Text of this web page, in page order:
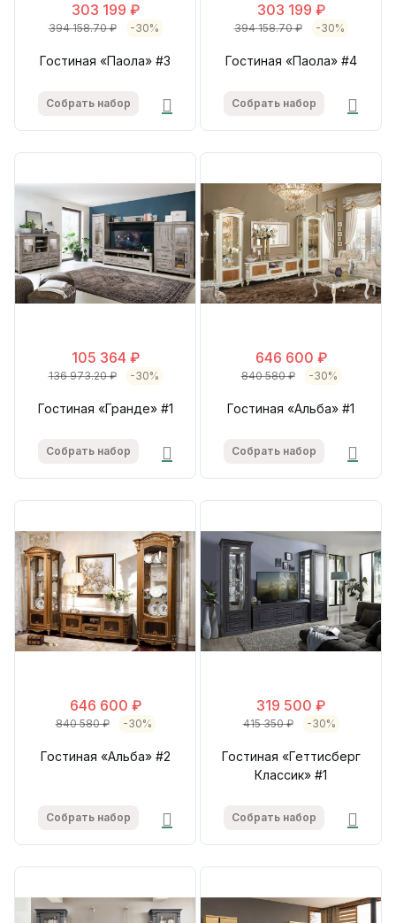
303 199 ₽
394 158.70 ₽ -30%
Гостиная «Паола» #3
Собрать набор
303 199 ₽
394 158.70 ₽ -30%
Гостиная «Паола» #4
Собрать набор
105 364 ₽
136 973.20 ₽ -30%
Гостиная «Гранде» #1
Собрать набор
646 600 ₽
840 580 ₽ -30%
Гостиная «Альба» #1
Собрать набор
646 600 ₽
840 580 ₽ -30%
Гостиная «Альба» #2
Собрать набор
319 500 ₽
415 350 ₽ -30%
Гостиная «Геттисберг
Классик» #1
Собрать набор